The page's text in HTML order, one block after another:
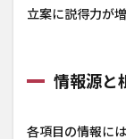
立案に説得力が
情報源と
各項目の情報に